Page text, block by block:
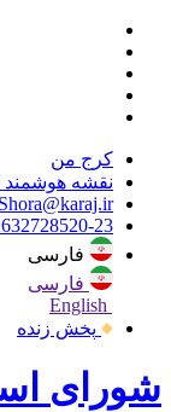
کرج من
نقشه هوشمند
Shora@karaj.ir
23
فارسی
فارسی
English
پخش زنده
شورای